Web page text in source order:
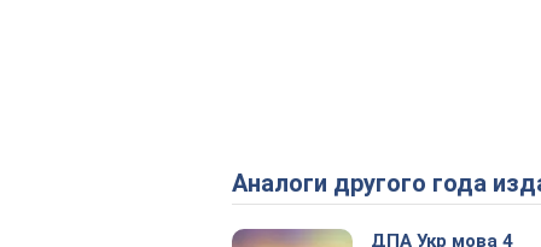
Аналоги другого года
ДПА Укр мова 4